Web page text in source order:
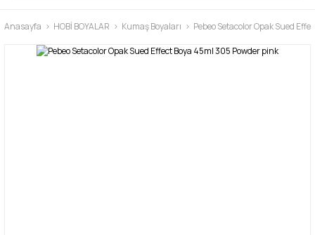
Anasayfa HOBİ BOYALAR Kumaş Boyaları Pebeo Setacolor Opak Sued